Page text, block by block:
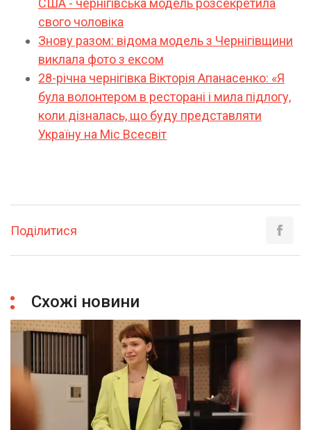
США - чернігівська модель розсекретила
свого чоловіка
Знову разом: відома модель з Чернігівщини
виклала фото з ексом
28-річна чернігівка Вікторія Апанасенко: «Я
була волонтером в ресторані і мила підлогу,
коли дізналась, що буду представляти
Україну на Міс Всесвіт
Поділитися
Схожі новини